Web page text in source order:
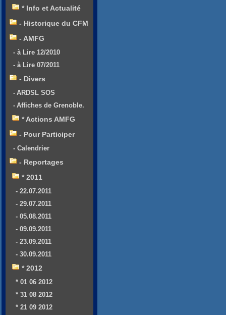
* Info et Actualité
- Historique du CFM
- AMFG
- à Lire 12/2010
- à Lire 07/2011
- Divers
- ARDSL SOS
- Affiches de Grenoble.
* Actions AMFG
- Pour Participer
- Calendrier
- Reportages
* 2011
- 22.07.2011
- 29.07.2011
- 05.08.2011
- 09.09.2011
- 23.09.2011
- 30.09.2011
* 2012
* 01 06 2012
* 31 08 2012
* 21 09 2012